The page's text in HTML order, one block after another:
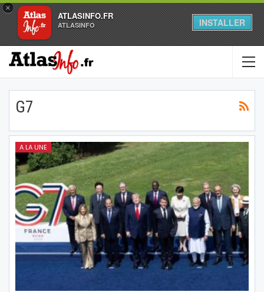
×
ATLASINFO.FR
ATLASINFO INSTALLER
G7
A LA UNE